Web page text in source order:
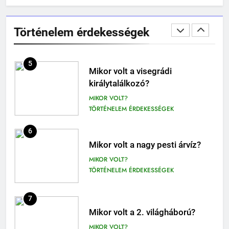
Történelem érdekességek
Mikor volt a visegrádi
királytalálkozó?
MIKOR VOLT?
TÖRTÉNELEM ÉRDEKESSÉGEK
6
Mikor volt a nagy pesti árvíz?
TÖRTÉNELEM ÉRDEKESSÉGEK
7
Mikor volt a 2. világháború?
MIKOR VOLT?
TÖRTÉNELEM ÉRDEKESSÉGEK
8
Ki volt Zeusz felesége?
KIK VOLTAK?
olvasónapló
OLVASÓNAPLÓK
A jó palócok (elemzés)
ELEMZÉSEK-VERSELEMZÉS
OLVASÓNAPLÓK
olvasónapló
OLVASÓNAPLÓK
olvasónapló
ELEMZÉSEK-VERSELEMZÉS
BIOLÓGIA ÉRDEKESSÉGEK
BIOLÓGIA ÉRDEKESSÉGEK KI TALÁLTA FEL